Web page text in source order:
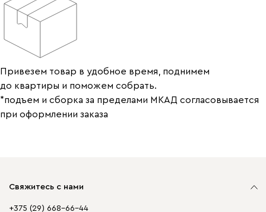
Привезем товар в удобное время, поднимем
до квартиры и поможем собрать.
*подъем и сборка за пределами МКАД согласовывается
при оформлении заказа
Свяжитесь с нами
+375 (29) 668-66-44